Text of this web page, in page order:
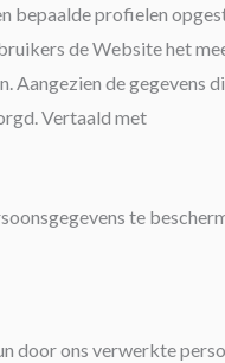
bepaalde profielen
de Website het
de
Vertaald met
te
ons verwerkte